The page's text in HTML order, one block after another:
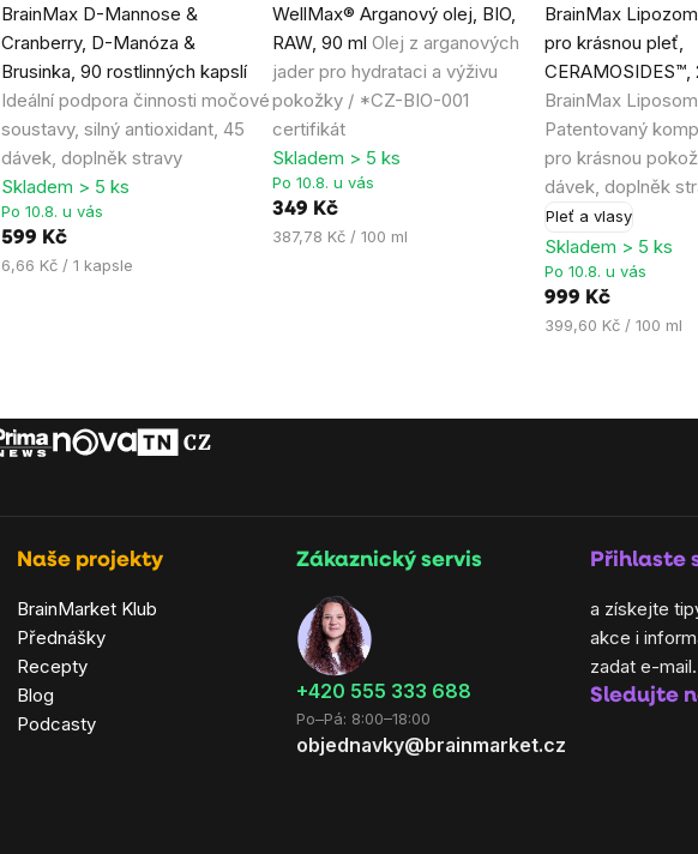
BrainMax D-Mannose &
Cranberry, D-Manóza &
Brusinka, 90 rostlinných kapslí
Ideální podpora činnosti močové
soustavy, silný antioxidant, 45
dávek, doplněk stravy
hodnocení
produktu
je
5,0
z
5
hvězdiček.
Skladem > 5 ks
Po 10.8. u vás
599 Kč
Měrná
6,66 Kč / 1 kapsle
WellMax® Arganový olej, BIO,
RAW, 90 mlOlej z arganových
jader pro hydrataci a výživu
pokožky / *CZ-BIO-001
certifikát
hodnocení
produktu
je
5,0
z
5
hvězdiček.
Skladem > 5 ks
Po 10.8. u vás
349 Kč
Měrná
387,78 Kč / 100 ml
BrainMax
pro krásnou pleť,
CERAMOSIDES™,
BrainMax
Patentovaný
pro krásnou
dávek, doplněk
Pleť a vlasy
hodnocení
produktu
je
5,0
z
5
hvězdiček.
Skladem > 5 ks
Po 10.8. u vás
999 Kč
Měrná
399,60 Kč / 100 ml
Naše projekty
BrainMarket Klub
Přednášky
Recepty
Blog
Podcasty
Zákaznický servis
‭+420 555 333 688
Po–Pá: 8:00–18:00
objednavky@brainmarket.cz
Přihlaste
a získejte
akce i
zadat e-mail.
Sledujte